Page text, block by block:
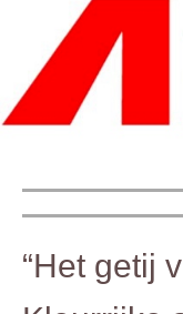
“Het getij